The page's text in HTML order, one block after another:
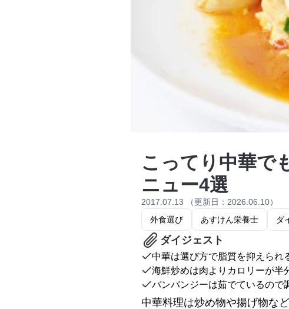
こってり中華で
ニュー4選
2017.07.13 （更新日：2026.06.10）
外食選び
あすけん栄養士 ダ
ダイジェスト
中華は選び方で脂質を抑えられ
海鮮炒めは肉よりカロリーが半
バンバンジーは茹でているので
中華料理は炒め物や揚げ物な